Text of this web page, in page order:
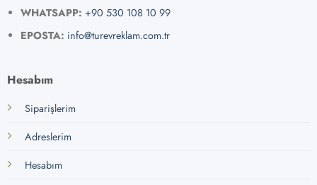
WHATSAPP: +90 530 108 10 99
EPOSTA: info@turevreklam.com.tr
Hesabım
Siparişlerim
Adreslerim
Hesabım